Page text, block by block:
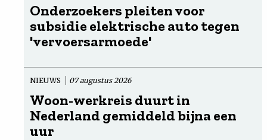
Onderzoekers pleiten voor
subsidie elektrische auto tegen
'vervoersarmoede'
NIEUWS 07 augustus 2026
Woon-werkreis duurt in
Nederland gemiddeld bijna een
uur